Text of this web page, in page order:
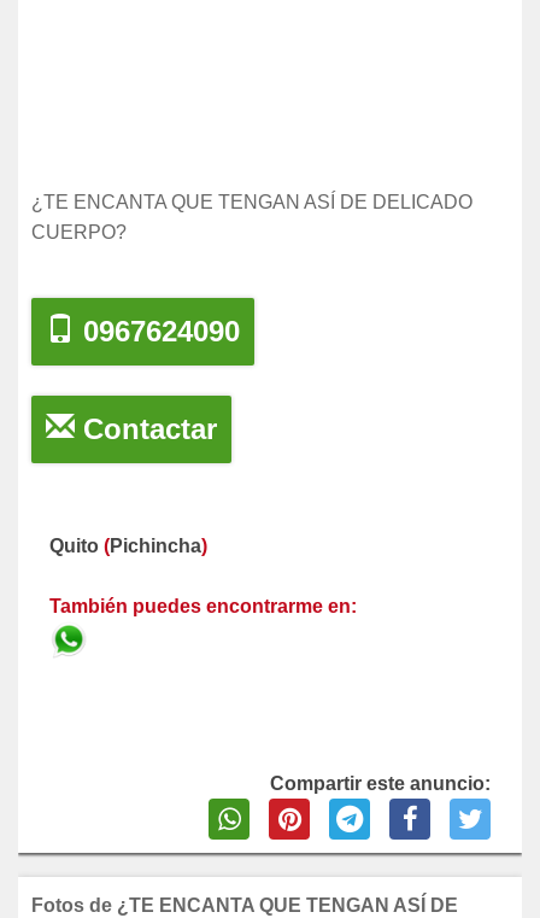
¿TE ENCANTA QUE TENGAN ASÍ DE DELICADO
CUERPO?
0967624090
Contactar
Quito (Pichincha)
También puedes encontrarme en:
Compartir este anuncio:
Fotos de ¿TE ENCANTA QUE TENGAN ASÍ DE